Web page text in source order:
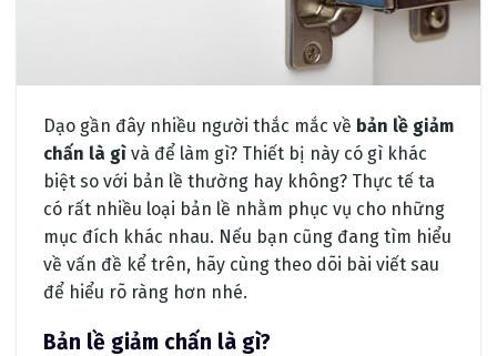
Dạo gần đây nhiều người thắc mắc về bản lề giảm
chấn là gì và để làm gì? Thiết bị này có gì khác
biệt so với bản lề thường hay không? Thực tế ta
có rất nhiều loại bản lề nhằm phục vụ cho những
mục đích khác nhau. Nếu bạn cũng đang tìm hiểu
về vấn đề kể trên, hãy cùng theo dõi bài viết sau
để hiểu rõ ràng hơn nhé.
Bản lề giảm chấn là gì?